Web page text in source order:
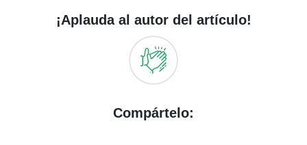
¡Aplauda al autor del artículo!
Compártelo: